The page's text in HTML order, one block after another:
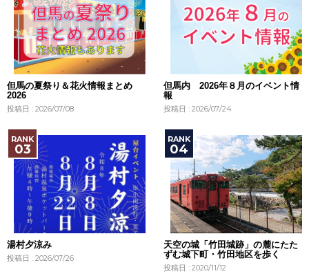
但馬の夏祭り＆花火情報まとめ
2026
投稿日 : 2026/07/08
但馬内 2026年８月のイベント情
報
投稿日 : 2026/07/24
湯村夕涼み
投稿日 : 2026/07/26
天空の城「竹田城跡」の麓にたた
ずむ城下町・竹田地区を歩く
投稿日 : 2020/11/12